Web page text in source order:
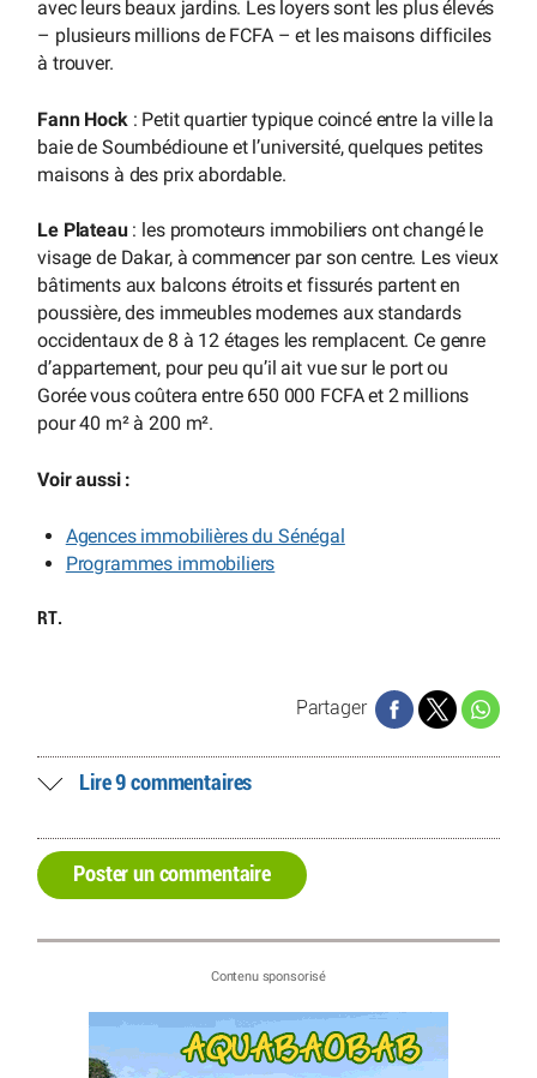
avec leurs beaux jardins. Les loyers sont les plus élevés
– plusieurs millions de FCFA – et les maisons difficiles
à trouver.
Fann Hock: Petit quartier typique coincé entre la ville la
baie de Soumbédioune et l’université, quelques petites
maisons à des prix abordable.
Le Plateau: les promoteurs immobiliers ont changé le
visage de Dakar, à commencer par son centre. Les vieux
bâtiments aux balcons étroits et fissurés partent en
poussière, des immeubles modernes aux standards
occidentaux de 8 à 12 étages les remplacent. Ce genre
d’appartement, pour peu qu’il ait vue sur le port ou
Gorée vous coûtera entre 650 000 FCFA et 2 millions
pour 40 m² à 200 m².
Voir aussi :
Agences immobilières du Sénégal
Programmes immobiliers
RT.
Partager
Lire 9 commentaires
Poster un commentaire